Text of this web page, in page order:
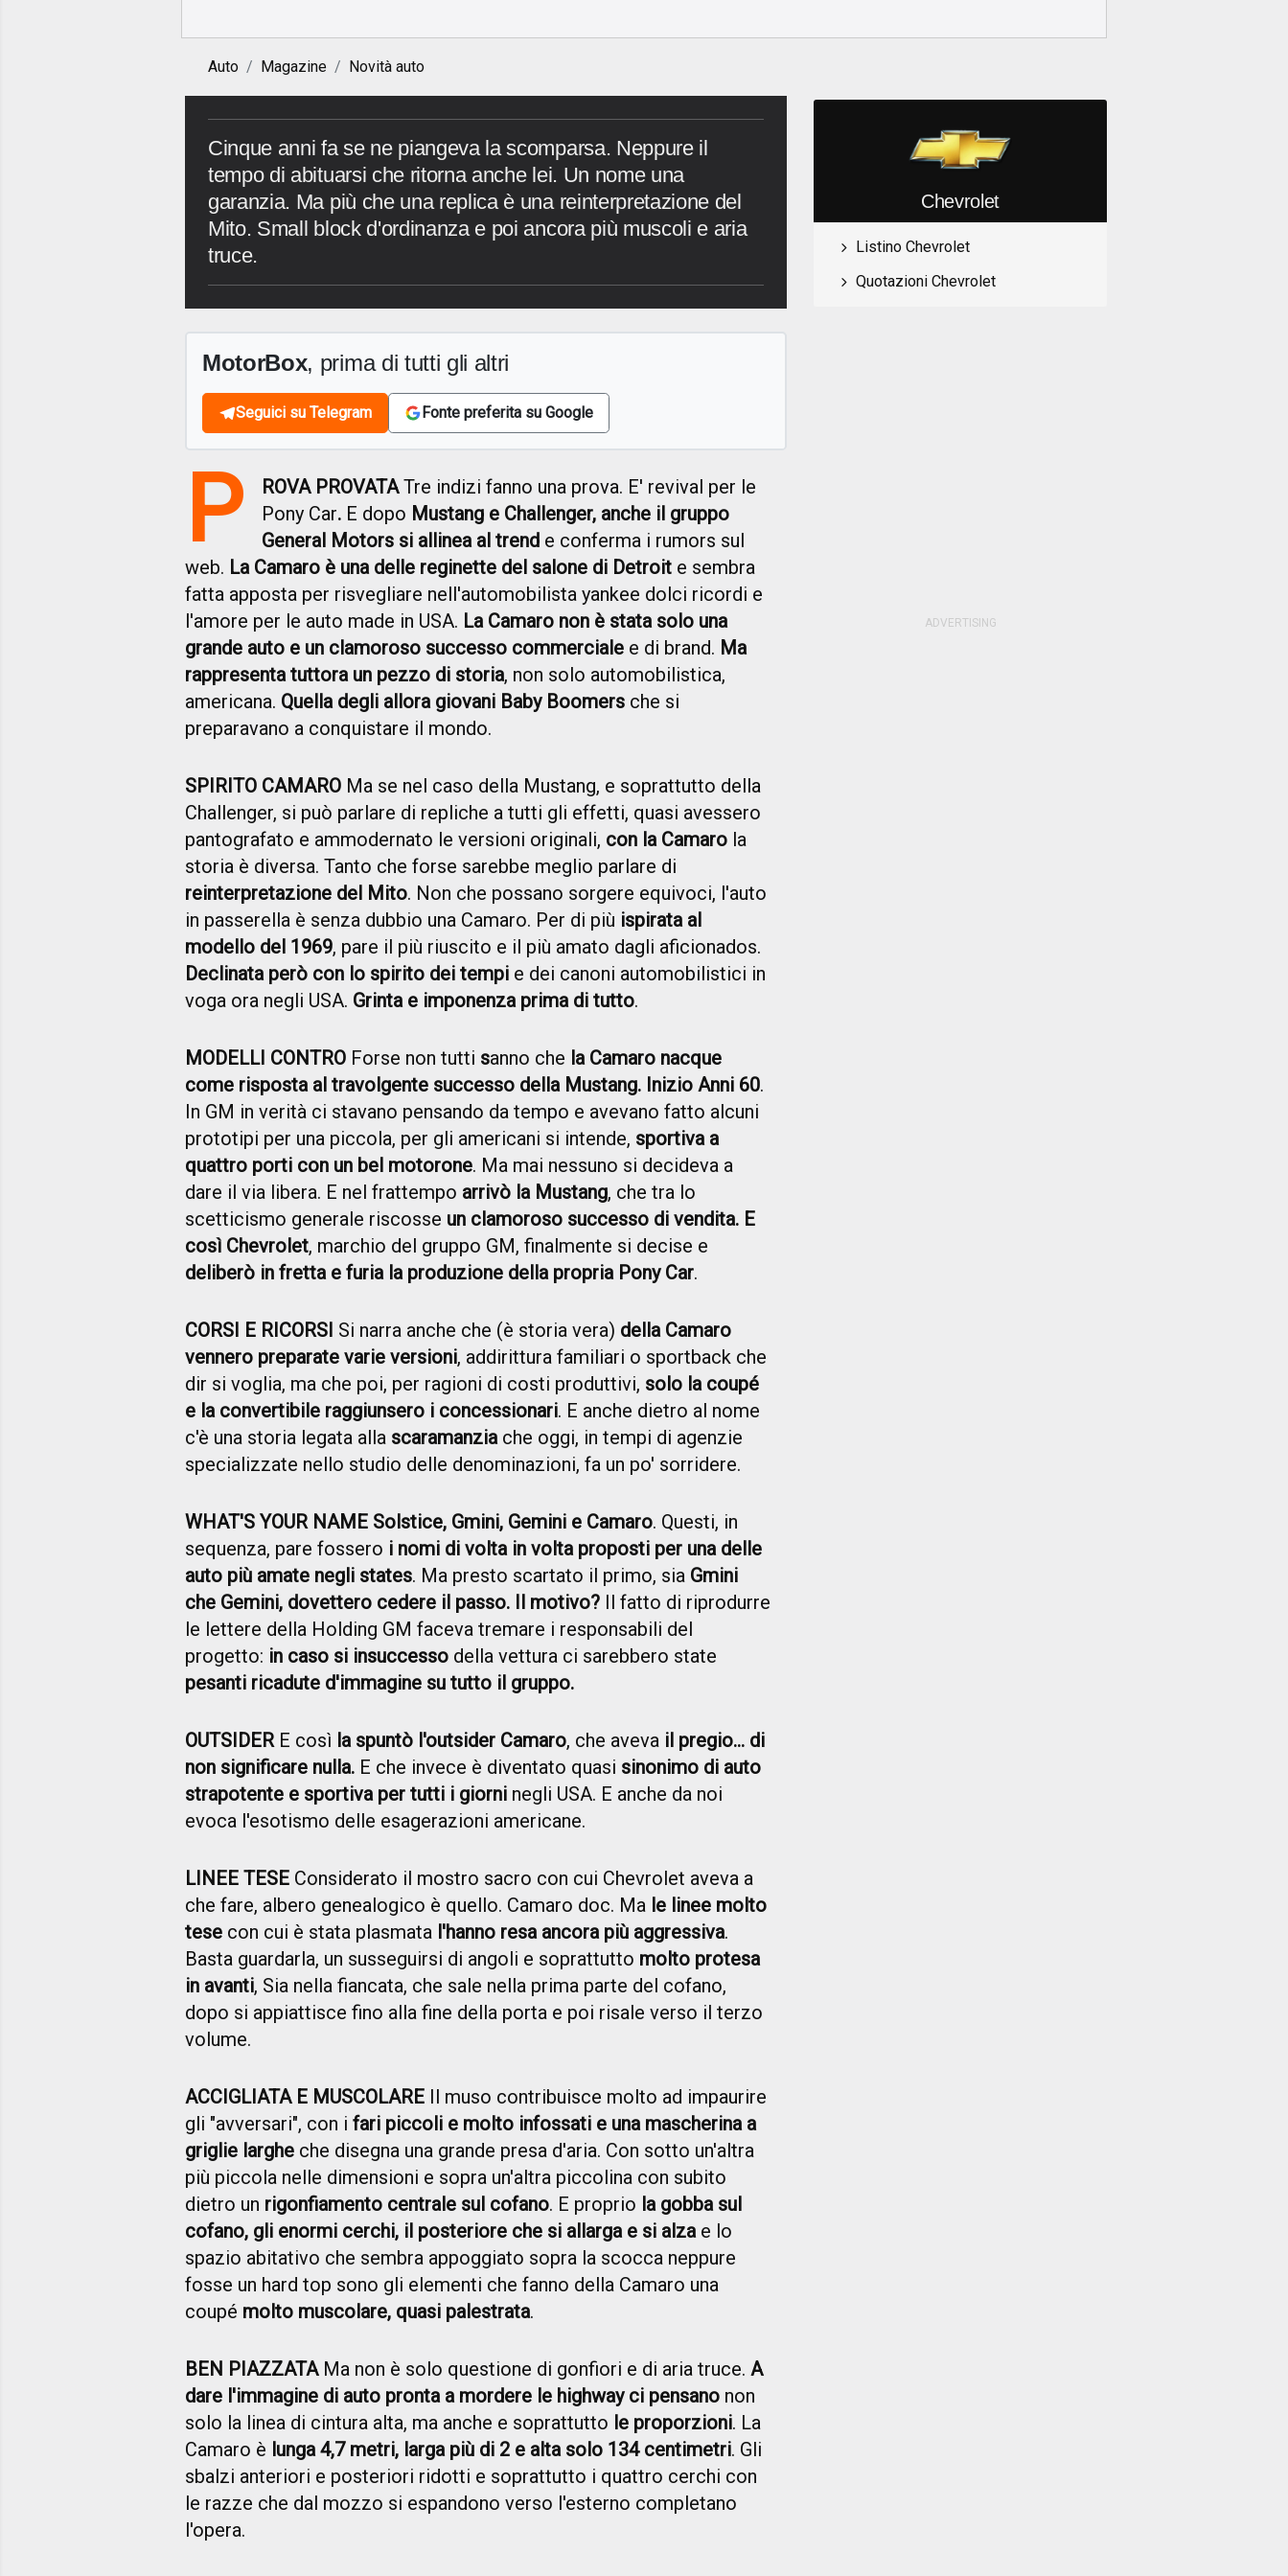
Auto Magazine Novità auto
Cinque anni fa se ne piangeva la scomparsa. Neppure il
tempo di abituarsi che ritorna anche lei. Un nome una
garanzia. Ma più che una replica è una reinterpretazione del
Mito. Small block d'ordinanza e poi ancora più muscoli e aria
truce.
MotorBox, prima di tutti gli altri
Seguici su Telegram Fonte preferita su Google
P ROVA PROVATATre indizi fanno una prova. E' revival per le
Pony Car. E dopo Mustang e Challenger, anche il gruppo
General Motors si allinea al trend e conferma i rumors sul
web. La Camaro è una delle reginette del salone di Detroit e sembra
fatta apposta per risvegliare nell'automobilista yankee dolci ricordi e
l'amore per le auto made in USA. La Camaro non è stata solo una
grande auto e un clamoroso successo commerciale e di brand. Ma
rappresenta tuttora un pezzo di storia, non solo automobilistica,
americana. Quella degli allora giovani Baby Boomers che si
preparavano a conquistare il mondo.
SPIRITO CAMARO Ma se nel caso della Mustang, e soprattutto della
Challenger, si può parlare di repliche a tutti gli effetti, quasi avessero
pantografato e ammodernato le versioni originali, con la Camaro la
storia è diversa. Tanto che forse sarebbe meglio parlare di
reinterpretazione del Mito. Non che possano sorgere equivoci, l'auto
in passerella è senza dubbio una Camaro. Per di più ispirata al
modello del 1969, pare il più riuscito e il più amato dagli aficionados.
Declinata però con lo spirito dei tempi e dei canoni automobilistici in
voga ora negli USA. Grinta e imponenza prima di tutto.
MODELLI CONTRO Forse non tutti sanno che la Camaro nacque
come risposta al travolgente successo della Mustang. Inizio Anni 60.
In GM in verità ci stavano pensando da tempo e avevano fatto alcuni
prototipi per una piccola, per gli americani si intende, sportiva a
quattro porti con un bel motorone. Ma mai nessuno si decideva a
dare il via libera. E nel frattempo arrivò la Mustang, che tra lo
scetticismo generale riscosse un clamoroso successo di vendita. E
così Chevrolet, marchio del gruppo GM, finalmente si decise e
deliberò in fretta e furia la produzione della propria Pony Car.
CORSI E RICORSI Si narra anche che (è storia vera) della Camaro
vennero preparate varie versioni, addirittura familiari o sportback che
dir si voglia, ma che poi, per ragioni di costi produttivi, solo la coupé
e la convertibile raggiunsero i concessionari. E anche dietro al nome
c'è una storia legata alla scaramanziache oggi, in tempi di agenzie
specializzate nello studio delle denominazioni, fa un po' sorridere.
WHAT'S YOUR NAME Solstice, Gmini, Gemini e Camaro. Questi, in
sequenza, pare fossero i nomi di volta in volta proposti per una delle
auto più amate negli states. Ma presto scartato il primo, sia Gmini
che Gemini, dovettero cedere il passo. Il motivo? Il fatto di riprodurre
le lettere della Holding GM faceva tremare i responsabili del
progetto: in caso si insuccesso della vettura ci sarebbero state
pesanti ricadute d'immagine su tutto il gruppo.
OUTSIDERE così la spuntò l'outsider Camaro, che aveva il pregio... di
non significare nulla. E che invece è diventato quasi sinonimo di auto
strapotente e sportiva per tutti i giorni negli USA. E anche da noi
evoca l'esotismo delle esagerazioni americane.
LINEE TESE Considerato il mostro sacro con cui Chevrolet aveva a
che fare, albero genealogico è quello. Camaro doc. Ma le linee molto
tese con cui è stata plasmata l'hanno resa ancora più aggressiva.
Basta guardarla, un susseguirsi di angoli e soprattutto molto protesa
in avanti, Sia nella fiancata, che sale nella prima parte del cofano,
dopo si appiattisce fino alla fine della porta e poi risale verso il terzo
volume.
ACCIGLIATA E MUSCOLARE Il muso contribuisce molto ad impaurire
gli "avversari", con i fari piccoli e molto infossati e una mascherina a
griglie larghe che disegna una grande presa d'aria. Con sotto un'altra
più piccola nelle dimensioni e sopra un'altra piccolina con subito
dietro un rigonfiamento centrale sul cofano. E proprio la gobba sul
cofano, gli enormi cerchi, il posteriore che si allarga e si alzae lo
spazio abitativo che sembra appoggiato sopra la scocca neppure
fosse un hard top sono gli elementi che fanno della Camaro una
coupé molto muscolare, quasi palestrata.
BEN PIAZZATAMa non è solo questione di gonfiori e di aria truce. A
dare l'immagine di auto pronta a mordere le highway ci pensano non
solo la linea di cintura alta, ma anche e soprattutto le proporzioni. La
Camaro è lunga 4,7 metri, larga più di 2 e alta solo 134 centimetri. Gli
sbalzi anteriori e posteriori ridotti e soprattutto i quattro cerchi con
le razze che dal mozzo si espandono verso l'esterno completano
l'opera.
Chevrolet
Listino Chevrolet
Quotazioni Chevrolet